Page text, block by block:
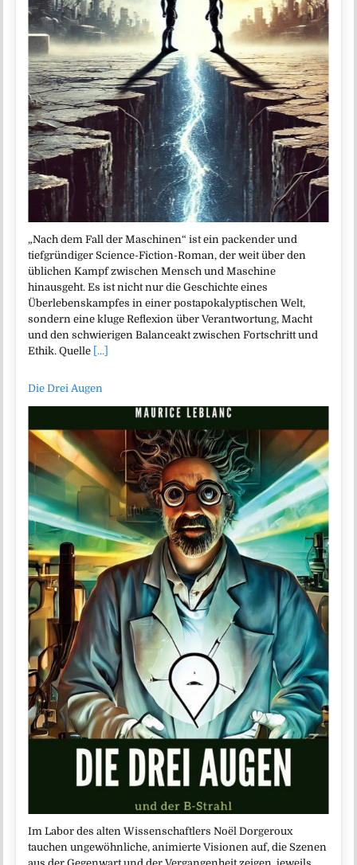
„Nach dem Fall der Maschinen“ ist ein packender und
tiefgründiger Science-Fiction-Roman, der weit über den
üblichen Kampf zwischen Mensch und Maschine
hinausgeht. Es ist nicht nur die Geschichte eines
Überlebenskampfes in einer postapokalyptischen Welt,
sondern eine kluge Reflexion über Verantwortung, Macht
und den schwierigen Balanceakt zwischen Fortschritt und
Ethik. Quelle [...]
Die Drei Augen
Im Labor des alten Wissenschaftlers Noël Dorgeroux
tauchen ungewöhnliche, animierte Visionen auf, die Szenen